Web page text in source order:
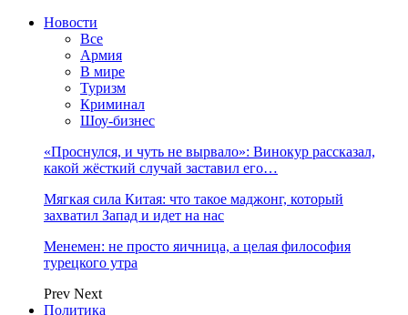
Новости
Все
Армия
В мире
Туризм
Криминал
Шоу-бизнес
«Проснулся, и чуть не вырвало»: Винокур рассказал,
какой жёсткий случай заставил его…
Мягкая сила Китая: что такое маджонг, который
захватил Запад и идет на нас
Менемен: не просто яичница, а целая философия
турецкого утра
Prev Next
Политика